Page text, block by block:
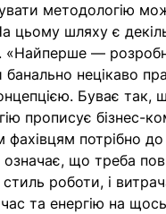
методологію
цьому шляху є
«Найперше —
нецікаво
Буває так,
прописує бізнес-
фахівцям потрібно до
означає, що треба
роботи, і
та енергію на